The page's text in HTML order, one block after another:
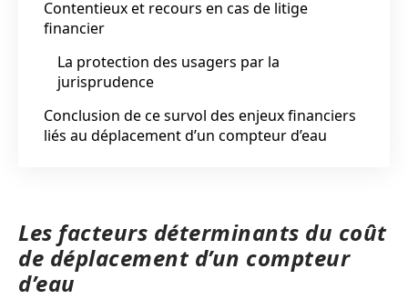
Contentieux et recours en cas de litige
financier
La protection des usagers par la
jurisprudence
Conclusion de ce survol des enjeux financiers
liés au déplacement d’un compteur d’eau
Les facteurs déterminants du coût
de déplacement d’un compteur
d’eau